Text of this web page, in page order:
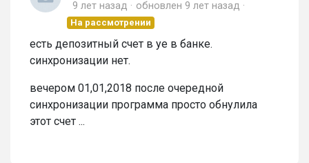
9 лет назад обновлен 9 лет назад
На рассмотрении
есть депозитный счет в уе в банке.
синхронизации нет.
вечером 01,01,2018 после очередной
синхронизации программа просто обнулила
этот счет ...